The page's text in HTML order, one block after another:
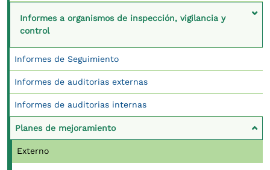
Informes a organismos de inspección, vigilancia y
control
Informes de Seguimiento
Informes de auditorias externas
Informes de auditorias internas
Planes de mejoramiento
Externo